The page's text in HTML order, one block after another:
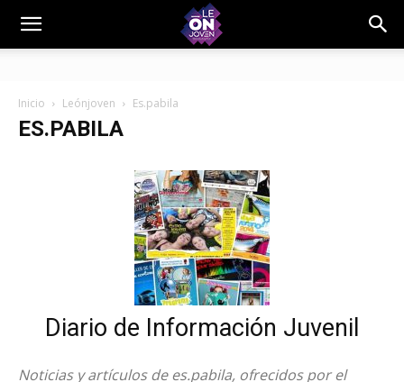
Inicio Leónjoven Es.pabila
ES.PABILA
Diario de Información Juvenil
Noticias y artículos de es.pabila, ofrecidos por el